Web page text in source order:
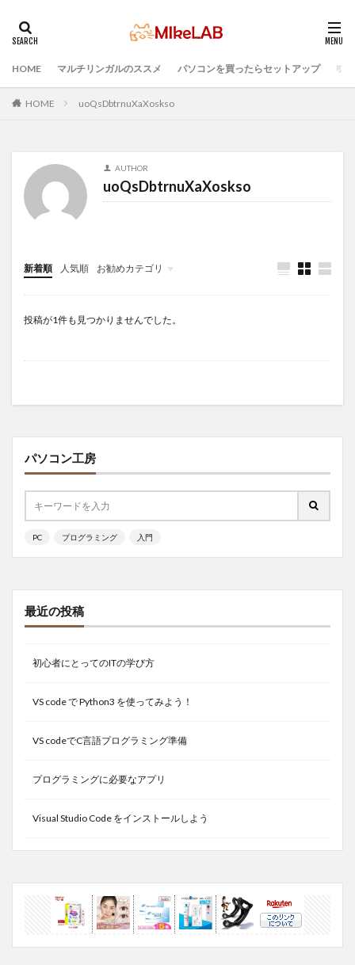
HOME マルチリンガルのススメ パソコンを買ったらセットアップ プ
HOME uoQsDbtrnuXaXoskso
AUTHOR
uoQsDbtrnuXaXoskso
新着順 人気順 お勧めカテゴリ
Infomation
投稿が1件も見つかりませんでした。
パソコン工房
PC プログラミング 入門
最近の投稿
初心者にとってのITの学び方
VS code で Python3 を使ってみよう！
VS codeでC言語プログラミング準備
プログラミングに必要なアプリ
Visual Studio Code をインストールしよう
タグ
PC準備
プログラミング準備
PCセットアップ
初心者
プログラミング言語
ウィルス対策